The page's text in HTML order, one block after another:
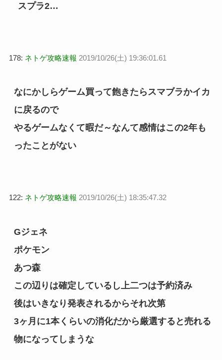
スプラ2…
178: ネトゲ攻略速報 2019/10/26(土) 19:36:01.61
なにかしらゲーム買って飽きたらスマブラかイカ
に戻るので
やるゲームなくて暇だ～なんて感情はこの2年も
ったことがない
122: ネトゲ攻略速報 2019/10/26(土) 18:35:47.32
Gジェネ
ポケモン
あつ森
この辺りは確定しているし上二つは予約済み
後はいきなり発表されるからそれ次第
3ヶ月に1本くらいの消化だから厳選すると売れる
物になってしまうな